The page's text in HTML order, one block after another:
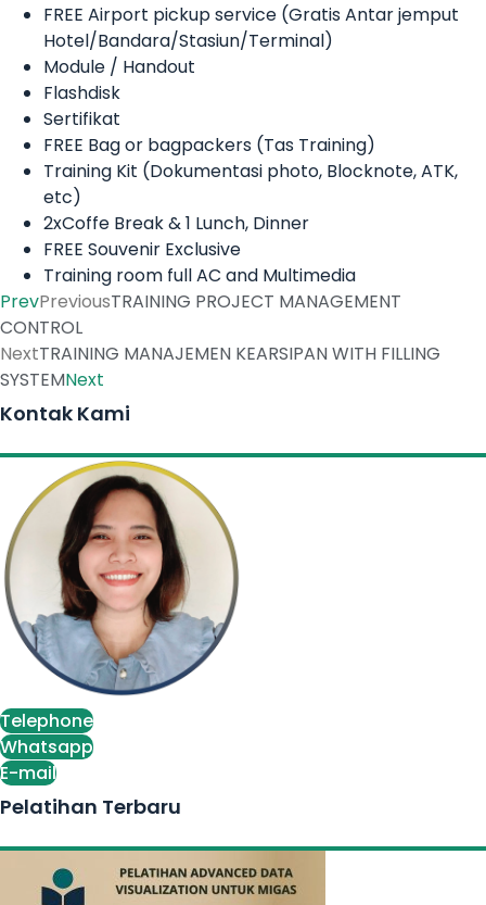
FREE Airport pickup service (Gratis Antar jemput
Hotel/Bandara/Stasiun/Terminal)
Module / Handout
Flashdisk
Sertifikat
FREE Bag or bagpackers (Tas Training)
Training Kit (Dokumentasi photo, Blocknote, ATK,
etc)
2xCoffe Break & 1 Lunch, Dinner
FREE Souvenir Exclusive
Training room full AC and Multimedia
PrevPreviousTRAINING PROJECT MANAGEMENT
CONTROL
NextTRAINING MANAJEMEN KEARSIPAN WITH FILLING
SYSTEMNext
Kontak Kami
Telephone
Whatsapp
E-mail
Pelatihan Terbaru